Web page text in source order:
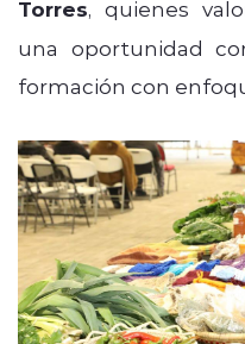
Torres, quienes
una oportunidad
formación con